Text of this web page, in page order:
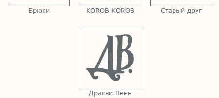
Брюки KOROB KOROB Старый друг
Драсви Венн